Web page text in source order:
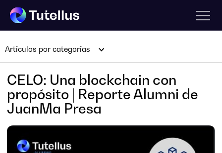
Artículos por categorías
CELO: Una blockchain con
propósito | Reporte Alumni de
JuanMa Presa